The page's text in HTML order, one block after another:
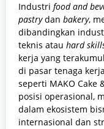
Industri food and
pastrydan bakery,
dibandingkan
teknis atau hard
kerja yang
di pasar tenaga
seperti MAKO Cake
posisi operasional,
dalam ekosistem
internasional dan